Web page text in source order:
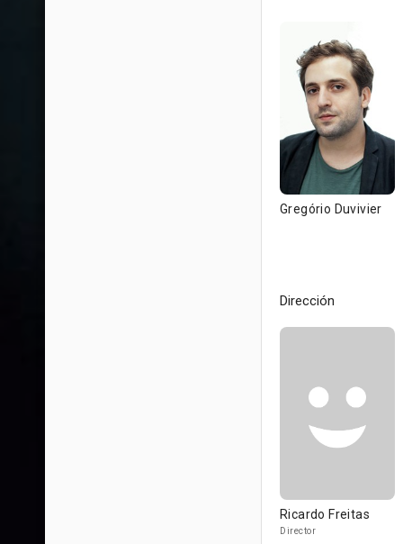
Gregório Duvivier
Dirección
Ricardo Freitas
Director